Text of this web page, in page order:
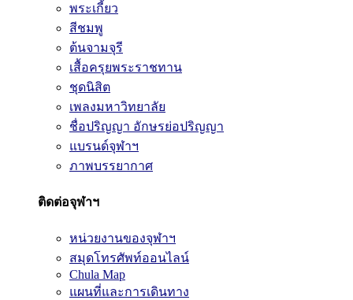
พระเกี้ยว
สีชมพู
ต้นจามจุรี
เสื้อครุยพระราชทาน
ชุดนิสิต
เพลงมหาวิทยาลัย
ชื่อปริญญา อักษรย่อปริญญา
แบรนด์จุฬาฯ
ภาพบรรยากาศ
ติดต่อจุฬาฯ
หน่วยงานของจุฬาฯ
สมุดโทรศัพท์ออนไลน์
Chula Map
แผนที่และการเดินทาง